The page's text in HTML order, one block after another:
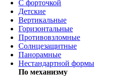
С форточкой
Детские
Вертикальные
Горизонтальные
Противовзломные
Солнцезащитные
Панорамные
Нестандартной формы
По механизму